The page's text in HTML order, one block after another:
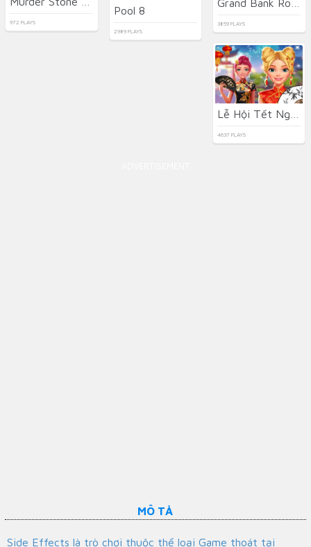
972 PLAYS
Pool 8
2989 PLAYS
3859 PLAYS
4637 PLAYS
MÔ TẢ
Side Effects là trò chơi thuộc thể loại Game thoát tại